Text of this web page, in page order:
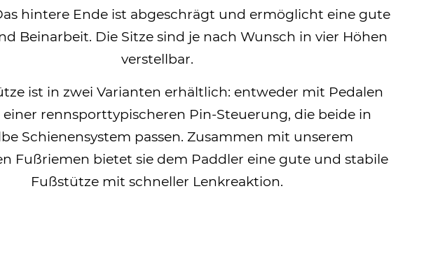
hintere Ende ist abgeschrägt und ermöglicht eine gute
Beinarbeit. Die Sitze sind je nach Wunsch in vier Höhen
verstellbar.
ist in zwei Varianten erhältlich: entweder mit Pedalen
rennsporttypischeren Pin-Steuerung, die beide in
Schienensystem passen. Zusammen mit unserem
Fußriemen bietet sie dem Paddler eine gute und stabile
Fußstütze mit schneller Lenkreaktion.